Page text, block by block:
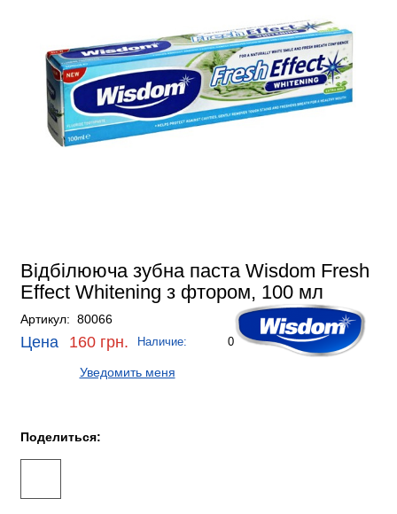
Відбілююча зубна паста Wisdom Fresh
Effect Whitening з фтором, 100 мл
Артикул: 80066
Цена 160 грн. Наличие: 0
Уведомить меня
Поделиться: